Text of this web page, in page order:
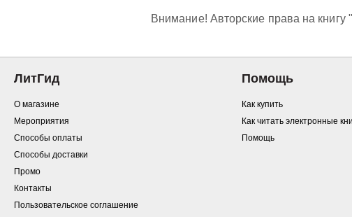
Внимание! Авторские права на
ЛитГид
О магазине
Мероприятия
Способы оплаты
Способы доставки
Промо
Контакты
Пользовательское соглашение
Помощь
Как купить
Как читать электронные
Помощь